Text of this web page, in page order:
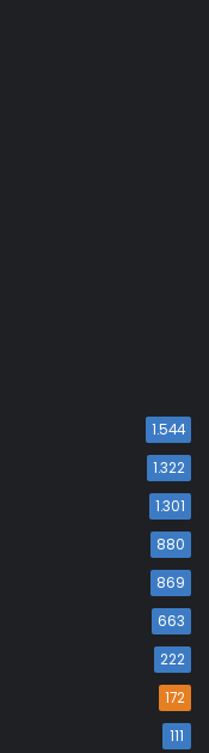
1.544
1.322
1.301
880
869
663
222
172
111